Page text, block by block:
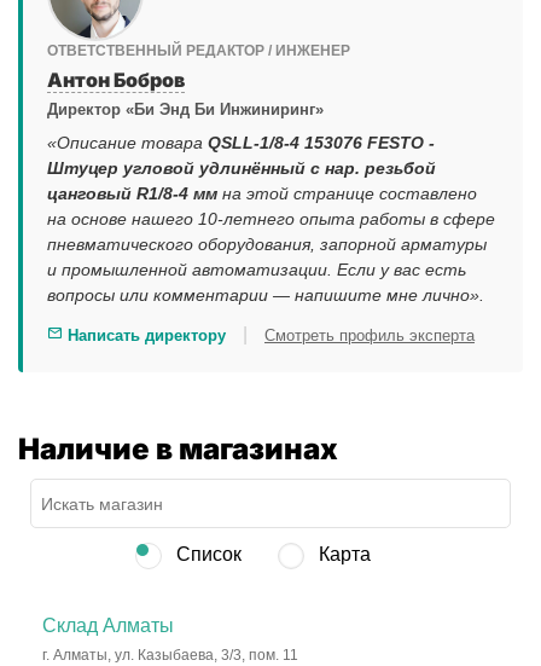
ОТВЕТСТВЕННЫЙ РЕДАКТОР / ИНЖЕНЕР
Антон Бобров
Директор «Би Энд Би Инжиниринг»
«Описание товара QSLL-1/8-4 153076 FESTO -
Штуцер угловой удлинённый с нар. резьбой
цанговый R1/8-4 мм на этой странице составлено
на основе нашего 10-летнего опыта работы в сфере
пневматического оборудования, запорной арматуры
и промышленной автоматизации. Если у вас есть
вопросы или комментарии — напишите мне лично».
Написать директору Смотреть профиль эксперта
Наличие в магазинах
Список Карта
Склад Алматы
г. Алматы, ул. Казыбаева, 3/3, пом. 11